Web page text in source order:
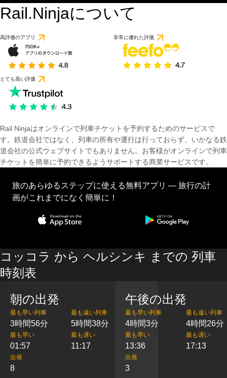
Rail.Ninjaについて
高評価のアプリ 非常に優れた評価
とても高い評価
Rail Ninjaはオンラインで列車チケットを予約するためのサービスで
す。鉄道会社ではなく、列車の所有や運行は行っておらず、いかなる鉄
道会社の公式ウェブサイトでもありません。お客様がオンラインで列車
チケットを簡単に予約できるようサポートする商業サービスです。
旅のあらゆるステップに使える無料アプリ — 旅行の計
画がこれまでになく簡単に！
コッコラ から ヘルシンキ までの 列車
時刻表
朝の出発
最も早い列車
3時間56分
最も遠い列車
5時間38分
最も早い
01:57
最も遅い
11:17
出発
8
午後の出発
最も早い列車
4時間3分
最も遠い列車
4時間26分
最も早い
13:36
最も遅い
17:13
出発
3